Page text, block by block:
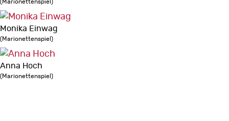
(Marionettenspiel)
Monika Einwag
(Marionettenspiel)
Anna Hoch
(Marionettenspiel)